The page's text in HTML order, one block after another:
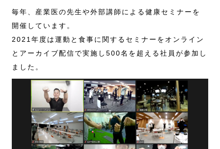
毎年、産業医の先生や外部講師による健康セミナーを
開催しています。
2021年度は運動と食事に関するセミナーをオンライン
とアーカイブ配信で実施し500名を超える社員が参加し
ました。